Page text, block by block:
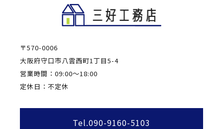
〒570-0006
大阪府守口市八雲西町1丁目5-4
営業時間：09:00～18:00
定休日：不定休
Tel.090-9160-5103